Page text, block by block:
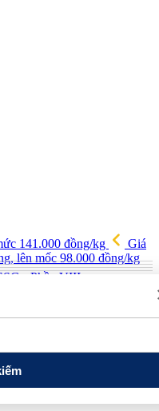
141.000 đồng/kg
Giá
lên mốc 98.000 đồng/kg
- Phần VIII:
du lịch Việt Nam
đãi lớn trên nhiều dòng